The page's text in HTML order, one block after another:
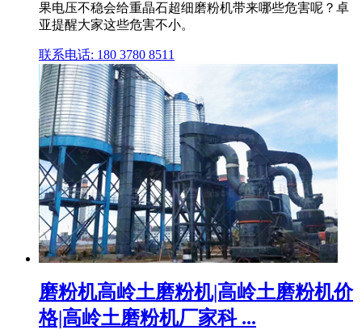
果电压不稳会给重晶石超细磨粉机带来哪些危害呢？卓
亚提醒大家这些危害不小。
联系电话: 180 3780 8511
磨粉机高岭土磨粉机|高岭土磨粉机价
格|高岭土磨粉机厂家科 ...